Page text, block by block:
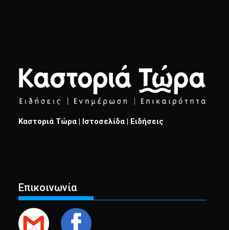
Καστοριά Τώρα | Ιστοσελίδα | Ειδήσεις
Επικοινωνία